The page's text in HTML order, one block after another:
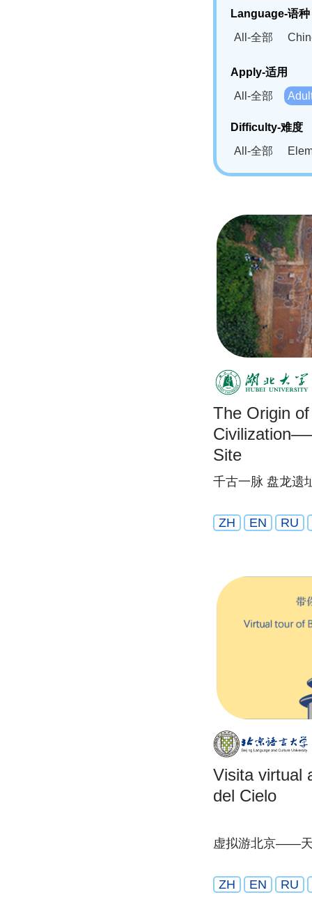
Language-语种
All-全部
Bahasa
Swahili(SW)-
Apply-适用
All-全部
Difficulty-难度
All-全部
The Origin
Site
千古一脉 盘龙遗
ZH EN RU
Visita virtual
del Cielo
虚拟游北京——
ZH EN RU